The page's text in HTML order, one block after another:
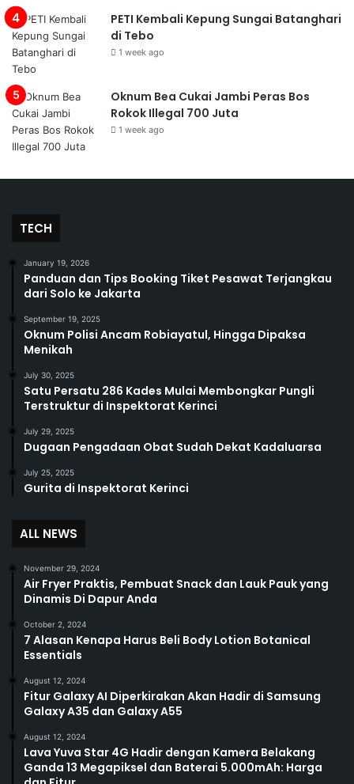
PETI Kembali Kepung Sungai Batanghari
di Tebo
1 week ago
Oknum Bea Cukai Jambi Peras Bos
Rokok Illegal 700 Juta
1 week ago
TECH
January 19, 2026
Panduan dan Tips Booking Tiket Pesawat Terjangkau
dari Solo ke Jakarta
September 19, 2025
Oknum Polisi Ancam Robiayatul, Hingga Dipaksa
Menikah
July 30, 2025
Satu Persatu 286 Kades Mulai Membongkar Pungli
Terstruktur di Inspektorat Kerinci
July 29, 2025
Dugaan Pengadaan Obat Sudah Dekat Kadaluarsa
July 25, 2025
Gurita di Inspektorat Kerinci
ALL NEWS
November 29, 2024
Air Fryer Praktis, Pembuat Snack dan Lauk Pauk yang
Dinamis Di Dapur Anda
October 2, 2024
7 Alasan Kenapa Harus Beli Body Lotion Botanical
Essentials
August 12, 2024
Fitur Galaxy AI Diperkirakan Akan Hadir di Samsung
Galaxy A35 dan Galaxy A55
August 12, 2024
Lava Yuva Star 4G Hadir dengan Kamera Belakang
Ganda 13 Megapiksel dan Baterai 5.000mAh: Harga